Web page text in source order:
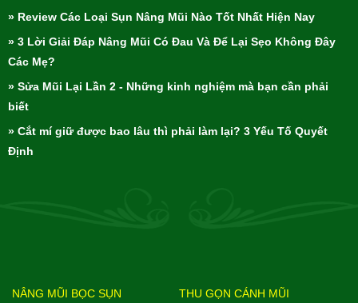
» Review Các Loại Sụn Nâng Mũi Nào Tốt Nhất Hiện Nay
» 3 Lời Giải Đáp Nâng Mũi Có Đau Và Để Lại Sẹo Không Đây
Các Mẹ?
» Sửa Mũi Lại Lần 2 - Những kinh nghiệm mà bạn cần phải
biết
» Cắt mí giữ được bao lâu thì phải làm lại? 3 Yếu Tố Quyết
Định
NÂNG MŨI BỌC SỤN THU GỌN CÁNH MŨI